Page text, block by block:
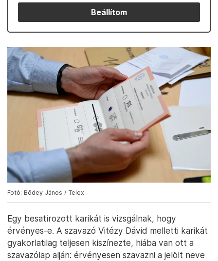
Beállítom
Fotó: Bődey János / Telex
Egy besatírozott karikát is vizsgálnak, hogy
érvényes-e. A szavazó Vitézy Dávid melletti karikát
gyakorlatilag teljesen kiszínezte, hiába van ott a
szavazólap alján: érvényesen szavazni a jelölt neve